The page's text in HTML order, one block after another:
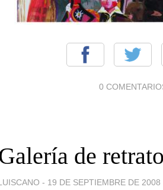
0
de
- 19 DE SEPTIEMBRE DE